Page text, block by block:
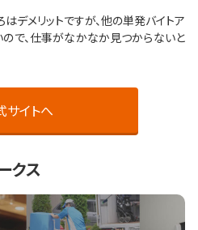
デメリットですが、他の単発バイトア
で、仕事がなかなか見つからないと
サイトへ
クス